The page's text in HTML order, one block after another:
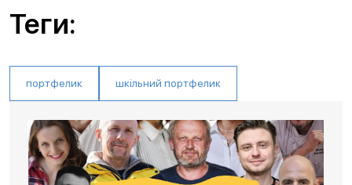
Теги:
портфелик шкільний портфелик